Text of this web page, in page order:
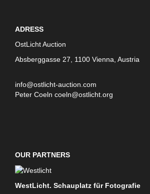
ADRESS
OstLicht Auction
Absberggasse 27, 1100 Vienna, Austria
info@ostlicht-auction.com
Peter Coeln coeln@ostlicht.org
OUR PARTNERS
WestLicht. Schauplatz für Fotografie